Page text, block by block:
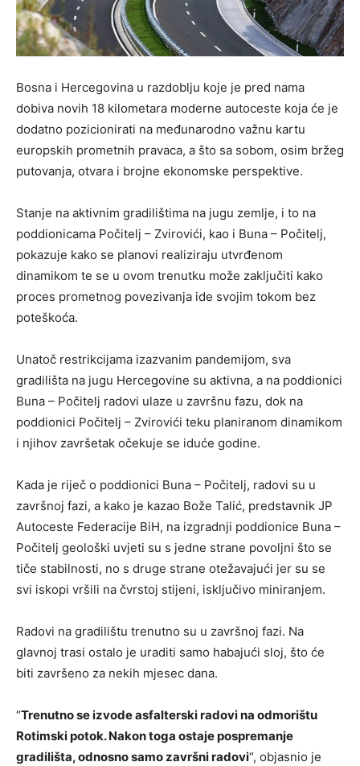
Bosna i Hercegovina u razdoblju koje je pred nama
dobiva novih 18 kilometara moderne autoceste koja će je
dodatno pozicionirati na međunarodno važnu kartu
europskih prometnih pravaca, a što sa sobom, osim bržeg
putovanja, otvara i brojne ekonomske perspektive.
Stanje na aktivnim gradilištima na jugu zemlje, i to na
poddionicama Počitelj – Zvirovići, kao i Buna – Počitelj,
pokazuje kako se planovi realiziraju utvrđenom
dinamikom te se u ovom trenutku može zaključiti kako
proces prometnog povezivanja ide svojim tokom bez
poteškoća.
Unatoč restrikcijama izazvanim pandemijom, sva
gradilišta na jugu Hercegovine su aktivna, a na poddionici
Buna – Počitelj radovi ulaze u završnu fazu, dok na
poddionici Počitelj – Zvirovići teku planiranom dinamikom
i njihov završetak očekuje se iduće godine.
Kada je riječ o poddionici Buna – Počitelj, radovi su u
završnoj fazi, a kako je kazao Bože Talić, predstavnik JP
Autoceste Federacije BiH, na izgradnji poddionice Buna –
Počitelj geološki uvjeti su s jedne strane povoljni što se
tiče stabilnosti, no s druge strane otežavajući jer su se
svi iskopi vršili na čvrstoj stijeni, isključivo miniranjem.
Radovi na gradilištu trenutno su u završnoj fazi. Na
glavnoj trasi ostalo je uraditi samo habajući sloj, što će
biti završeno za nekih mjesec dana.
“Trenutno se izvode asfalterski radovi na odmorištu
Rotimski potok. Nakon toga ostaje pospremanje
gradilišta, odnosno samo završni radovi“, objasnio je